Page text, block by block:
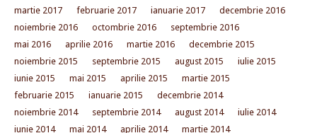
martie 2017
februarie 2017 ianuarie 2017
decembrie 2016
noiembrie 2016
octombrie 2016
septembrie 2016
mai 2016
aprilie 2016 martie 2016
decembrie 2015
noiembrie 2015
septembrie 2015 august 2015
iulie 2015
iunie 2015
mai 2015 aprilie 2015
martie 2015
februarie 2015
ianuarie 2015
decembrie 2014
noiembrie 2014
septembrie 2014 august 2014
iulie 2014
iunie 2014
mai 2014 aprilie 2014 martie 2014